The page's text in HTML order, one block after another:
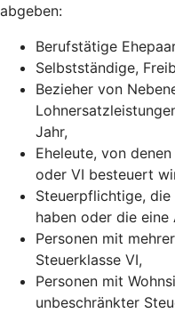
abgeben:
Berufstätige
Selbstständige,
Bezieher von
Jahr,
Eheleute, von
oder VI besteuert
Steuerpflichtige,
haben oder die eine
Personen mit
Steuerklasse VI,
Personen mit
unbeschränkter